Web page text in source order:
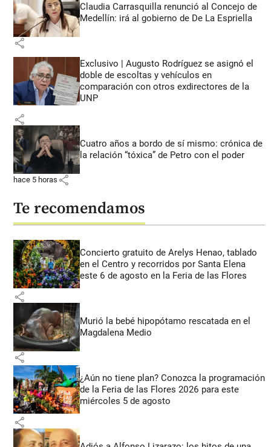
Claudia Carrasquilla renunció al Concejo de
Medellín: irá al gobierno de De La Espriella
share
Exclusivo | Augusto Rodríguez se asignó el
doble de escoltas y vehículos en
comparación con otros exdirectores de la
UNP
share
Cuatro años a bordo de sí mismo: crónica de
la relación “tóxica” de Petro con el poder
hace 5 horas share
Te recomendamos
Concierto gratuito de Arelys Henao, tablado
en el Centro y recorridos por Santa Elena
este 6 de agosto en la Feria de las Flores
share
Murió la bebé hipopótamo rescatada en el
Magdalena Medio
share
¿Aún no tiene plan? Conozca la programación
de la Feria de las Flores 2026 para este
miércoles 5 de agosto
share